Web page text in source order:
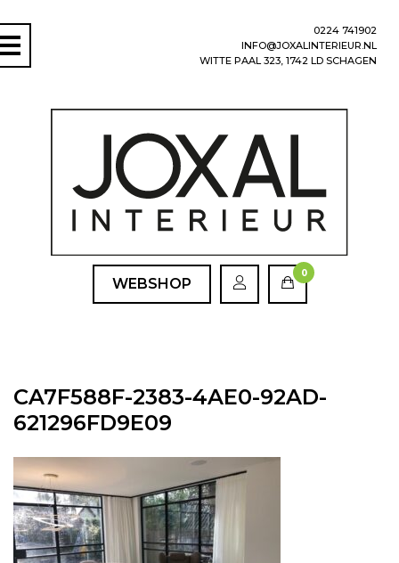
0224 741902
INFO@JOXALINTERIEUR.NL
WITTE PAAL 323, 1742 LD SCHAGEN
WEBSHOP
0
CA7F588F-2383-4AE0-92AD-
621296FD9E09